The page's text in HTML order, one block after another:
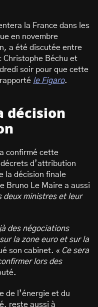
la France dans les
en novembre
a été discutée entre
Christophe Béchu et
soir pour que cette
le Figaro.
décision
confirmé cette
d’attribution
la décision finale
Bruno Le Maire a aussi
deux ministres et leur
des négociations
la zone euro et sur la
son cabinet. « Ce sera
lors des
de l’énergie et du
reste aussi à